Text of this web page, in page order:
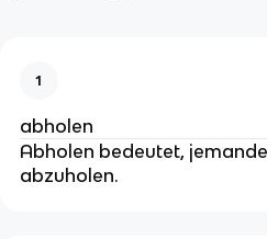
1
abholen
Abholen bedeutet,
abzuholen.